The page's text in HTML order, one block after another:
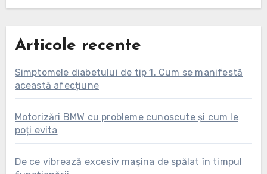
Articole recente
Simptomele diabetului de tip 1. Cum se manifestă
această afecțiune
Motorizări BMW cu probleme cunoscute și cum le
poți evita
De ce vibrează excesiv mașina de spălat în timpul